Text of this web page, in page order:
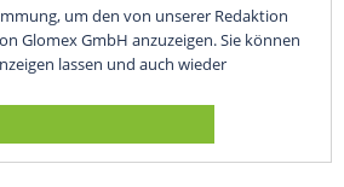
um den von unserer Redaktion
Glomex GmbH anzuzeigen. Sie können
lassen und auch wieder